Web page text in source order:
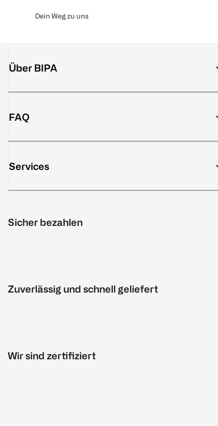
Dein Weg zu uns
Über BIPA
FAQ
Services
Sicher bezahlen
Zuverlässig und schnell geliefert
Wir sind zertifiziert